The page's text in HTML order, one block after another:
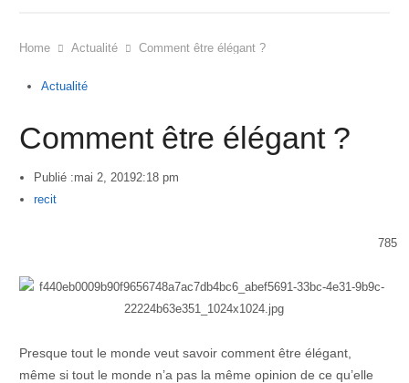
Home Actualité Comment être élégant ?
Actualité
Comment être élégant ?
Publié :mai 2, 20192:18 pm
Author
recit
785
Presque tout le monde veut savoir comment être élégant,
même si tout le monde n’a pas la même opinion de ce qu’elle